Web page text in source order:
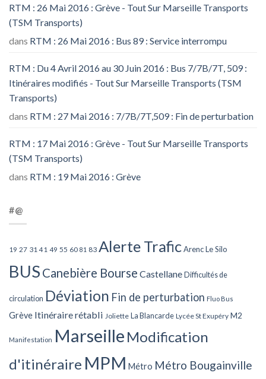
RTM : 26 Mai 2016 : Grève - Tout Sur Marseille Transports
(TSM Transports)
dans RTM : 26 Mai 2016 : Bus 89 : Service interrompu
RTM : Du 4 Avril 2016 au 30 Juin 2016 : Bus 7/7B/7T, 509 :
Itinéraires modifiés - Tout Sur Marseille Transports (TSM
Transports)
dans RTM : 27 Mai 2016 : 7/7B/7T,509 : Fin de perturbation
RTM : 17 Mai 2016 : Grève - Tout Sur Marseille Transports
(TSM Transports)
dans RTM : 19 Mai 2016 : Grève
#@
19 27 31 41 49 55 60 81 83 Alerte TraficArenc Le Silo
BUS Canebière Bourse Castellane Difficultés de
circulation Déviation Fin de perturbation Fluo Bus
Grève Itinéraire rétabli Joliette La Blancarde Lycée St Exupéry M2
Manifestation Marseille Modification
d'itinéraire MPM Métro Métro Bougainville